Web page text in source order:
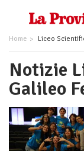
Home Liceo Scientifico
Notizie
Galileo